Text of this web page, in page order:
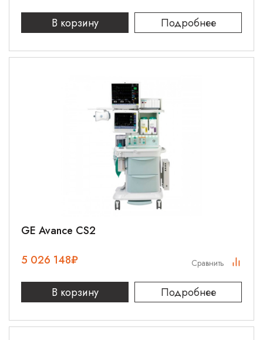
В корзину Подробнее
GE Avance CS2
5 026 148₽
В корзину Подробнее
Сравнить